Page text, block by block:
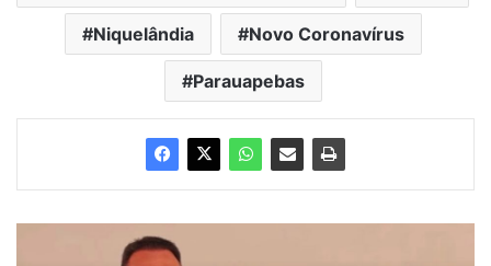
Niquelândia Novo Coronavírus
Parauapebas